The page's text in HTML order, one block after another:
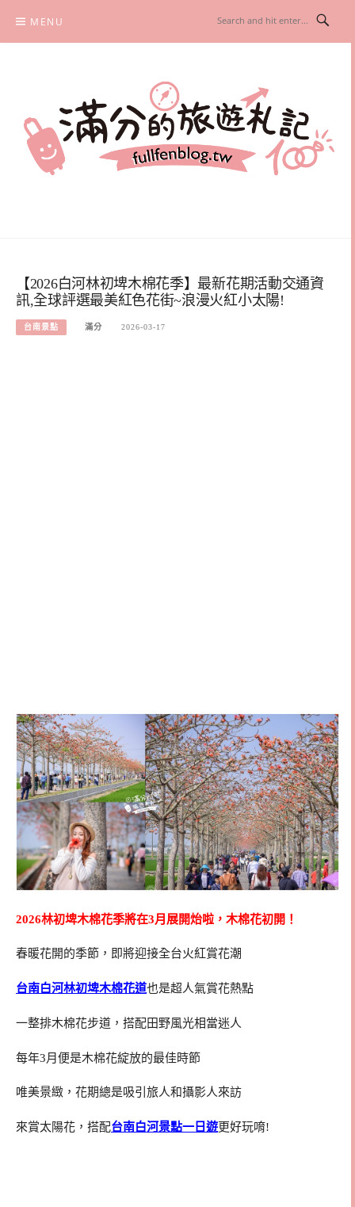
content
MENU
【2026白河林初埤木棉花季】最新花期活動交通資
訊,全球評選最美紅色花街~浪漫火紅小太陽!
台南景點 滿分 2026-03-17
2026林初埤木棉花季將在3月展開炲啦，木棉花初開！
春暖花開的季節，即將迎接全台火紅賞花潮
台南白河林初埤木棉花道也是超人氣賞花熱點
一整排木棉花步道，搭配田野風光相當迷人
每年3月便是木棉花綻放的最佳時節
唯美景緻，花期總是吸引旅人和攝影人來訪
來賞太陽花，搭配台南白河景點一日遊更好玩唷!